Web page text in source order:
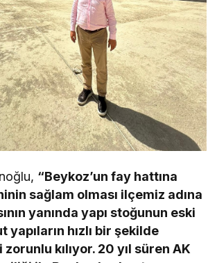
“Beykoz’un fay hattına
sağlam olması ilçemiz adına
yanında yapı stoğunun eski
yapıların hızlı bir şekilde
kılıyor. 20 yıl süren AK